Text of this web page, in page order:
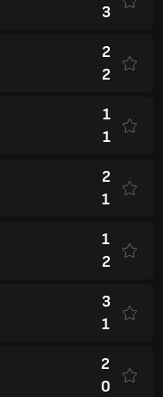
3
2
2
1
1
2
1
1
2
3
1
2
0